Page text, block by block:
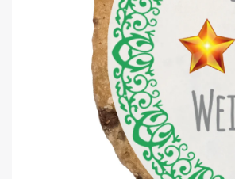
Platz für Plätzchen:
Weihnachtsgebäck